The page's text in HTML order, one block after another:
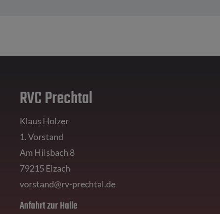
RVC Prechtal
Klaus Holzer
1. Vorstand
Am Hilsbach 8
79215 Elzach
vorstand@rv-prechtal.de
Anfahrt zur Halle